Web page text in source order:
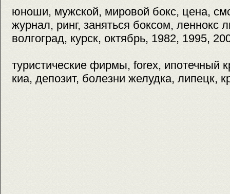
юноши, мужской, мировой бокс, цена,
журнал, ринг, заняться боксом, леннокс
волгоград, курск, октябрь, 1982, 1995,
туристические фирмы, forex, ипотечный
киа, депозит, болезни желудка, липецк,